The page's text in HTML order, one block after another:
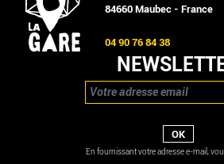
84660 Maubec - France
04 90 76 84 38
En fournissant votre adresse e-mail,